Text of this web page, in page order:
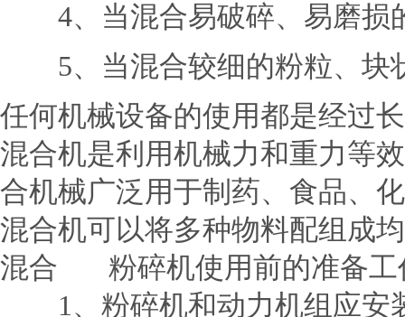
4、当混合易破碎、易磨损
5、当混合较细的粉粒、块
任何机械设备的使用都是经过
混合机是利用机械力和重力等
合机械广泛用于制药、食品
混合机可以将多种物料配组成
混合 粉碎机使用前的准备工
1、粉碎机和动力机组应安